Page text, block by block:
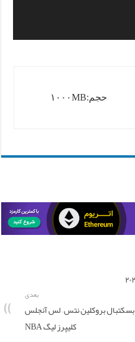
حجم:۱۰۰۰MB
بعدی
بسکتبال بروکلین نتس – لس آنجلس
کلیپرز لیگ NBA